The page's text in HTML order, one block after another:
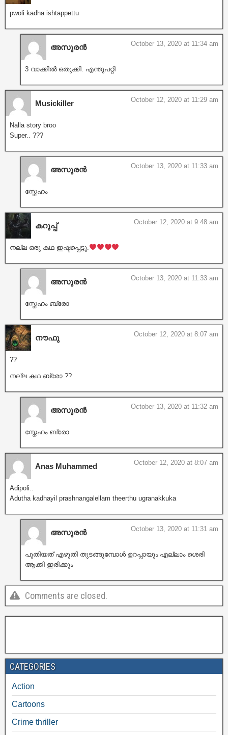
pwoli kadha ishtappettu
അസുരൻ October 13, 2020 at 11:34 am
3 വാക്കിൽ ഒതുക്കി. എന്തുപറ്റി
Musickiller October 12, 2020 at 11:29 am
Nalla story broo
Super.. ???
അസുരൻ October 13, 2020 at 11:33 am
സ്നേഹം
കറുപ്പ് October 12, 2020 at 9:48 am
നല്ല ഒരു കഥ ഇഷ്ടപ്പെട്ടു.
അസുരൻ October 13, 2020 at 11:33 am
സ്നേഹം ബ്രോ
നൗഫു October 12, 2020 at 8:07 am
??
നല്ല കഥ ബ്രോ ??
അസുരൻ October 13, 2020 at 11:32 am
സ്നേഹം ബ്രോ
Anas Muhammed October 12, 2020 at 8:07 am
Adipoli..
Adutha kadhayil prashnangalellam theerthu ugranakkuka
അസുരൻ October 13, 2020 at 11:31 am
പുതിയത് എഴുതി തുടങ്ങുമ്പോൾ ഉറപ്പായും എല്ലാം ശെരി
ആക്കി ഇരിക്കും
Comments are closed.
CATEGORIES
Action
Cartoons
Crime thriller